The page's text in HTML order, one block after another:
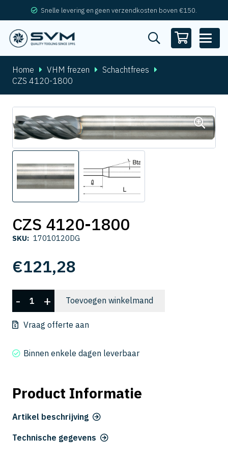
Snelle levering en geen verzendkosten boven €150.
Home VHM frezen
Schachtfrees
CZS 4120-1800
CZS 4120-1800
SKU: 17010120DG
€121,28
4120-
1800
- + Toevoegen winkelmand
Vraag offerte aan
Binnen enkele dagen leverbaar
Product Informatie
Artikel beschrijving
Technische gegevens